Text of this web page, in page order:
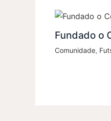
Fundado o
Comunidade,